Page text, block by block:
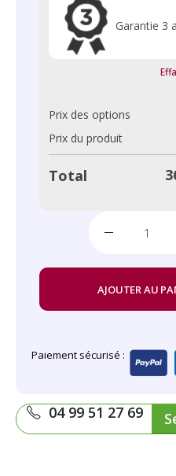
Garantie 3
Prix des options
Prix du produit
Total
AJOUTER AU
Paiement sécurisé :
04 99 51 27 69